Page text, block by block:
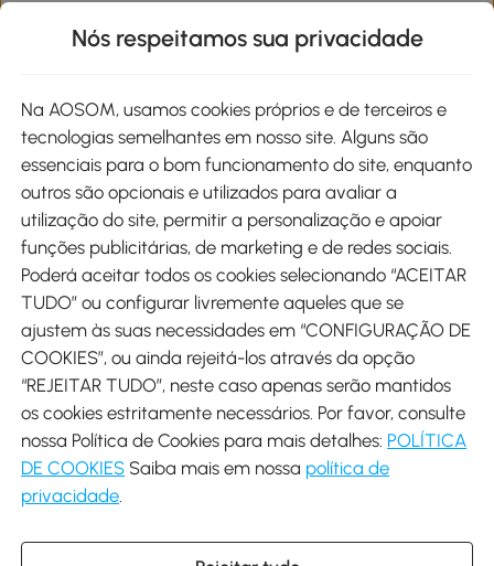
Métodos de pagamento
Envio
Descarregar Aosom App
Google Play
Nós respeitamos sua privacidade
Na AOSOM, usamos cookies próprios e de terceiros e
tecnologias semelhantes em nosso site. Alguns são
essenciais para o bom funcionamento do site, enquanto
outros são opcionais e utilizados para avaliar a
utilização do site, permitir a personalização e apoiar
funções publicitárias, de marketing e de redes sociais.
Poderá aceitar todos os cookies selecionando “ACEITAR
TUDO” ou configurar livremente aqueles que se
ajustem às suas necessidades em “CONFIGURAÇÃO DE
COOKIES”, ou ainda rejeitá-los através da opção
“REJEITAR TUDO”, neste caso apenas serão mantidos
os cookies estritamente necessários. Por favor, consulte
nossa Política de Cookies para mais detalhes: POLÍTICA
DE COOKIES Saiba mais em nossa política de
privacidade